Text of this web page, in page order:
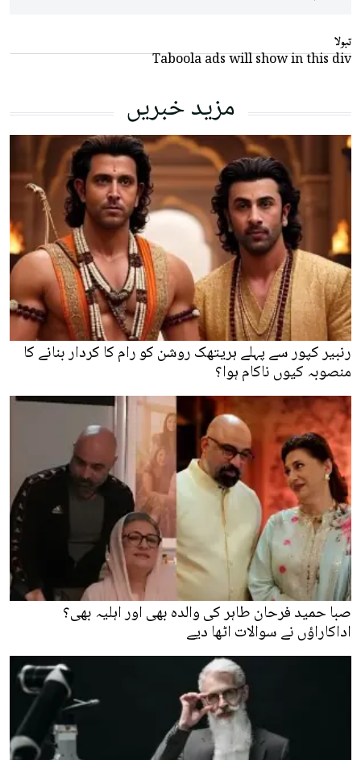
تبولا
Taboola ads will show in this div
مزید خبریں
رنبیر کپور سے پہلے ہریتھک روشن کو رام کا کردار بنانے کا
منصوبہ کیوں ناکام ہوا؟
صبا حمید فرحان طاہر کی والدہ بھی اور اہلیہ بھی؟
اداکاراؤں نے سوالات اٹھا دیے